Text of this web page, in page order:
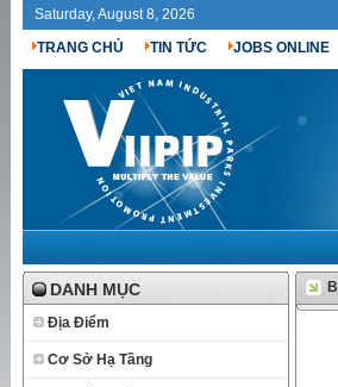
Saturday, August 8, 2026
TRANG CHỦ
TIN TỨC JOBS ONLINE
DANH MỤC
Địa Điểm
Cơ Sở Hạ Tầng